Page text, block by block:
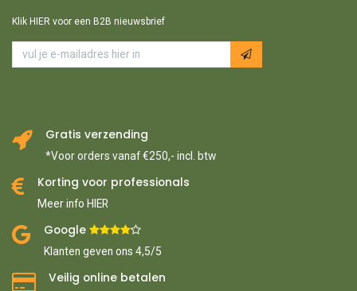
Klik HIER voor een B2B nieuwsbrief
Gratis verzending
*Voor orders vanaf €250,- incl. btw
Korting voor professionals
Meer info HIER
Google ​
Klanten geven ons 4,5/5
Veilig online betalen